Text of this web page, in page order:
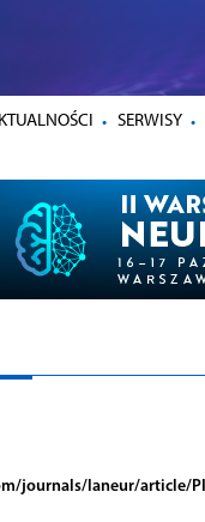
SERWISY
journals/laneur/article/